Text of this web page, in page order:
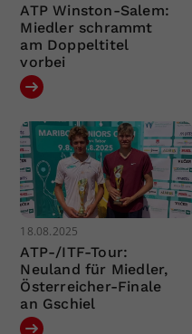
ATP Winston-Salem:
Miedler schrammt
am Doppeltitel
vorbei
18.08.2025
ATP-/ITF-Tour:
Neuland für Miedler,
Österreicher-Finale
an Gschiel